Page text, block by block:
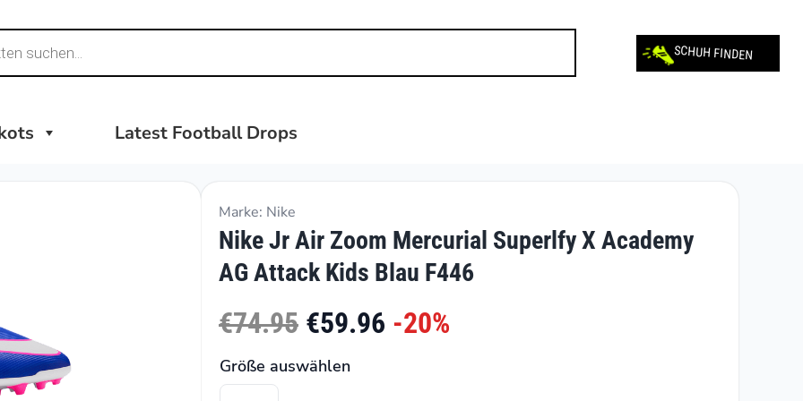
SCHUH FINDEN
Latest Football Drops
Marke: Nike
Nike Jr Air Zoom Mercurial Superlfy X Academy
AG Attack Kids Blau F446
€74.95 €59.96 -20%
Größe auswählen